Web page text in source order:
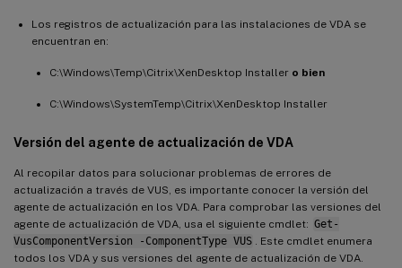
Los registros de actualización para las instalaciones de VDA se
encuentran en:
C:\Windows\Temp\Citrix\XenDesktop Installer o bien
C:\Windows\SystemTemp\Citrix\XenDesktop Installer
Versión del agente de actualización de VDA
Al recopilar datos para solucionar problemas de errores de
actualización a través de VUS, es importante conocer la versión del
agente de actualización en los VDA. Para comprobar las versiones del
agente de actualización de VDA, usa el siguiente cmdlet: Get-
VusComponentVersion -ComponentType VUS
. Este cmdlet enumera
todos los VDA y sus versiones del agente de actualización de VDA.